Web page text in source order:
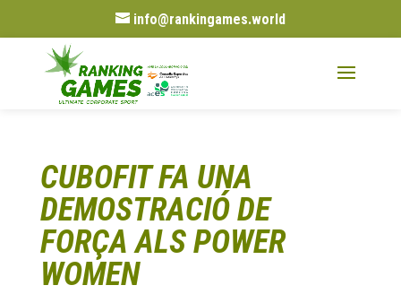
info@rankingames.world
CUBOFIT FA UNA
DEMOSTRACIÓ DE
FORÇA ALS POWER
WOMEN